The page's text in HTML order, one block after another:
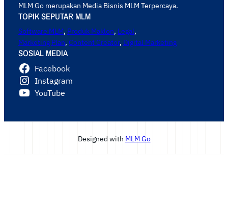
MLM Go merupakan Media Bisnis MLM Terpercaya.
TOPIK SEPUTAR MLM
Software MLM, Produk Maklon, Legal,
Marketing Plan, Content Creator, Digital Marketing
SOSIAL MEDIA
Facebook
Instagram
YouTube
Designed with MLM Go